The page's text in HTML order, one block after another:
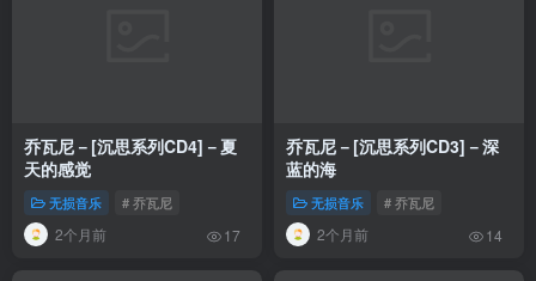
乔瓦尼－[沉思系列CD4]－夏
天的感觉
无损音乐 # 乔瓦尼
2个月前 17
乔瓦尼－[沉思系列CD3]－深
蓝的海
无损音乐 # 乔瓦尼
2个月前 14